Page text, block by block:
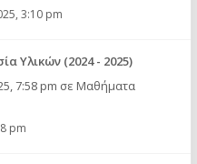
3:10 pm
Υλικών (2024 - 2025)
7:58 pm σε Μαθήματα
pm